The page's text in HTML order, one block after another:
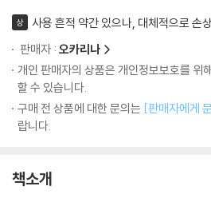
상
사용 흔적 약간 있으나, 대체적으로 손
판매자 : 오카리나
개인 판매자의 상품은 개인정보보호를 위
할 수 있습니다.
구매 전 상품에 대한 문의는 [판매자에게
랍니다.
책소개